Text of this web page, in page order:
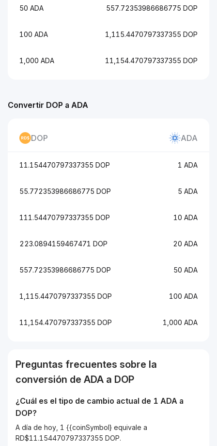
50 ADA 557.72353986686775 DOP
100 ADA 1,115.4470797337355 DOP
1,000 ADA 11,154.470797337355 DOP
Convertir DOP a ADA
DOP ADA
11.154470797337355 DOP 1 ADA
55.772353986686775 DOP 5 ADA
111.54470797337355 DOP 10 ADA
223.0894159467471 DOP 20 ADA
557.72353986686775 DOP 50 ADA
1,115.4470797337355 DOP 100 ADA
11,154.470797337355 DOP 1,000 ADA
Preguntas frecuentes sobre la
conversión de ADA a DOP
¿Cuál es el tipo de cambio actual de 1 ADA a
DOP?
A día de hoy, 1 {{coinSymbol} equivale a
RD$11.154470797337355 DOP.